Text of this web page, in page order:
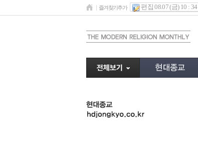
즐겨찾기추가 편집 08.07 (금) 10 : 34